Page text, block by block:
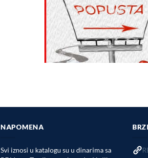
NAPOMENA
Svi iznosi u katalogu su u dinarima sa